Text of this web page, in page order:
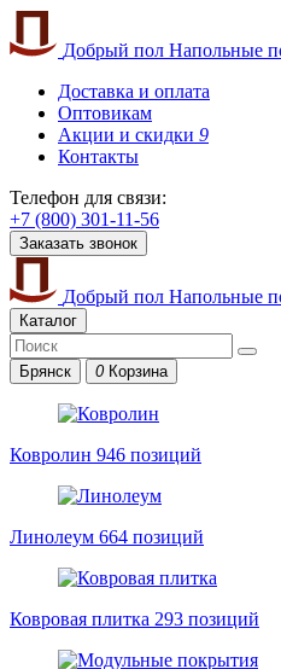
Добрый пол Напольные
Доставка и оплата
Оптовикам
Акции и скидки 9
Контакты
Телефон для связи:
+7 (800) 301-11-56
Заказать звонок
Добрый пол Напольные
Каталог
Брянск 0 Корзина
Ковролин 946 позиций
Линолеум 664 позиций
Ковровая плитка 293 позиций